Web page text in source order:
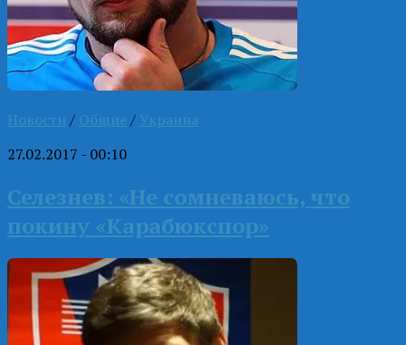
Новости / Общие / Украина
27.02.2017 - 00:10
Селезнев: «Не сомневаюсь, что
покину «Карабюкспор»